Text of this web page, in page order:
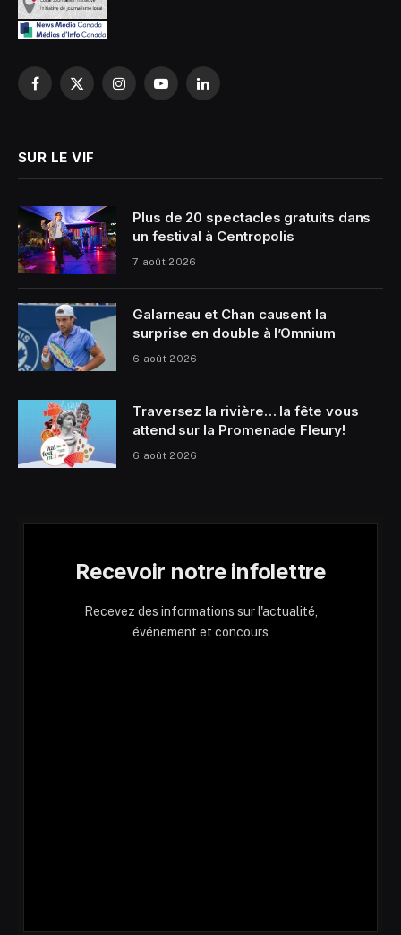
Facebook
X
InstagramYouTubeLinkedIn
SUR LE VIF
Plus de 20 spectacles gratuits dans
un festival à Centropolis
7 août 2026
Galarneau et Chan causent la
surprise en double à l’Omnium
6 août 2026
Traversez la rivière… la fête vous
attend sur la Promenade Fleury!
6 août 2026
Recevoir notre infolettre
Recevez des informations sur l'actualité,
événement et concours